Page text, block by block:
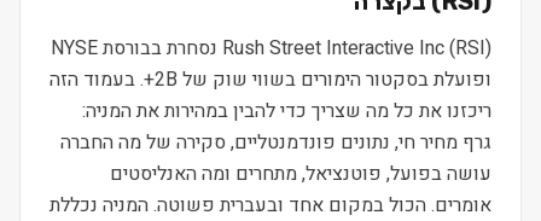
Rush Street Interactive Inc (RSI) נסחרת בבורסת NYSE
ופועלת בסקטור הימורים בשווי שוק של 2B+. בעמוד הזה
ריכזנו את כל מה שצריך כדי להבין במהירות את המניה:
גרף מחיר חי, נתונים פונדמנטליים, סקירה של מה החברה
עושה בפועל, פוטנציאל, מתחרים ומה האנליסטים
אומרים. הכול במקום אחד ובעברית פשוטה. המניה נכללת